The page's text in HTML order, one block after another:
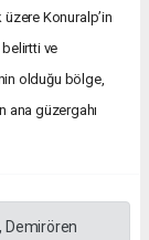
Konuralp’in
belirtti ve
olduğu bölge,
ana güzergahı
Demirören